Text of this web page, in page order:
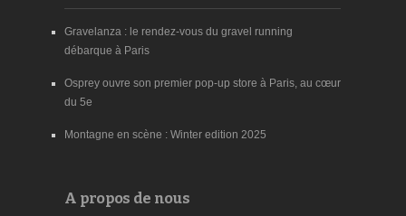
Gravelanza : le rendez-vous du gravel running
débarque à Paris
Osprey ouvre son premier pop-up store à Paris, au cœur
du 5e
Montagne en scène : Winter edition 2025
A propos de nous